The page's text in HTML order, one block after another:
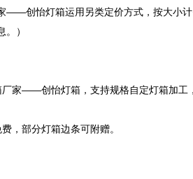
——创怡灯箱运用另类定价方式，按大小
）
厂家——创怡灯箱，支持规格自定灯箱加工
，部分灯箱边条可附赠。